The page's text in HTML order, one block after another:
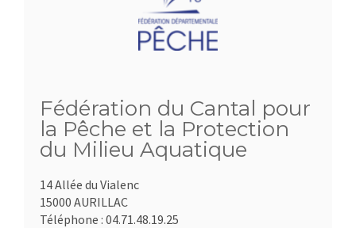
Fédération du Cantal pour
la Pêche et la Protection
du Milieu Aquatique
14 Allée du Vialenc
15000 AURILLAC
Téléphone : 04.71.48.19.25